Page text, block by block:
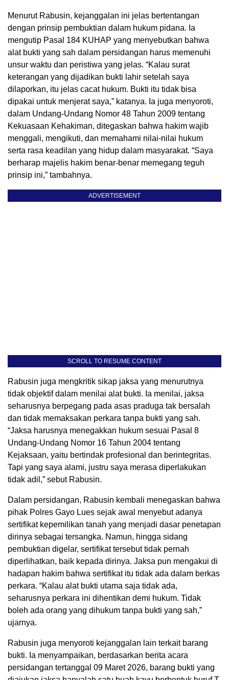
Menurut Rabusin, kejanggalan ini jelas bertentangan
dengan prinsip pembuktian dalam hukum pidana. Ia
mengutip Pasal 184 KUHAP yang menyebutkan bahwa
alat bukti yang sah dalam persidangan harus memenuhi
unsur waktu dan peristiwa yang jelas. “Kalau surat
keterangan yang dijadikan bukti lahir setelah saya
dilaporkan, itu jelas cacat hukum. Bukti itu tidak bisa
dipakai untuk menjerat saya,” katanya. Ia juga menyoroti,
dalam Undang-Undang Nomor 48 Tahun 2009 tentang
Kekuasaan Kehakiman, ditegaskan bahwa hakim wajib
menggali, mengikuti, dan memahami nilai-nilai hukum
serta rasa keadilan yang hidup dalam masyarakat. “Saya
berharap majelis hakim benar-benar memegang teguh
prinsip ini,” tambahnya.
ADVERTISEMENT
SCROLL TO RESUME CONTENT
Rabusin juga mengkritik sikap jaksa yang menurutnya
tidak objektif dalam menilai alat bukti. Ia menilai, jaksa
seharusnya berpegang pada asas praduga tak bersalah
dan tidak memaksakan perkara tanpa bukti yang sah.
“Jaksa harusnya menegakkan hukum sesuai Pasal 8
Undang-Undang Nomor 16 Tahun 2004 tentang
Kejaksaan, yaitu bertindak profesional dan berintegritas.
Tapi yang saya alami, justru saya merasa diperlakukan
tidak adil,” sebut Rabusin.
Dalam persidangan, Rabusin kembali menegaskan bahwa
pihak Polres Gayo Lues sejak awal menyebut adanya
sertifikat kepemilikan tanah yang menjadi dasar penetapan
dirinya sebagai tersangka. Namun, hingga sidang
pembuktian digelar, sertifikat tersebut tidak pernah
diperlihatkan, baik kepada dirinya. Jaksa pun mengakui di
hadapan hakim bahwa sertifikat itu tidak ada dalam berkas
perkara. “Kalau alat bukti utama saja tidak ada,
seharusnya perkara ini dihentikan demi hukum. Tidak
boleh ada orang yang dihukum tanpa bukti yang sah,”
ujarnya.
Rabusin juga menyoroti kejanggalan lain terkait barang
bukti. Ia menyampaikan, berdasarkan berita acara
persidangan tertanggal 09 Maret 2026, barang bukti yang